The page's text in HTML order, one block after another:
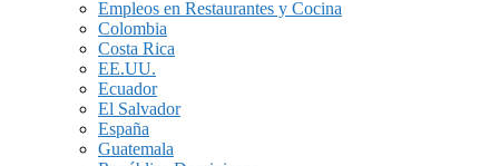
Empleos en Restaurantes y Cocina
Colombia
Costa Rica
EE.UU.
Ecuador
El Salvador
España
Guatemala